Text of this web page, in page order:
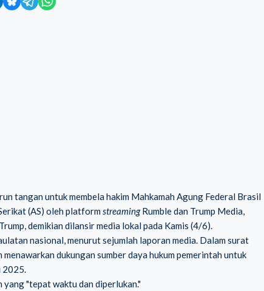
tangan untuk membela hakim Mahkamah Agung Federal Brasil
(AS) oleh platformstreamingRumble dan Trump Media,
demikian dilansir media lokal pada Kamis (4/6).
nasional, menurut sejumlah laporan media. Dalam surat
dukungan sumber daya hukum pemerintah untuk
2025.
"tepat waktu dan diperlukan."